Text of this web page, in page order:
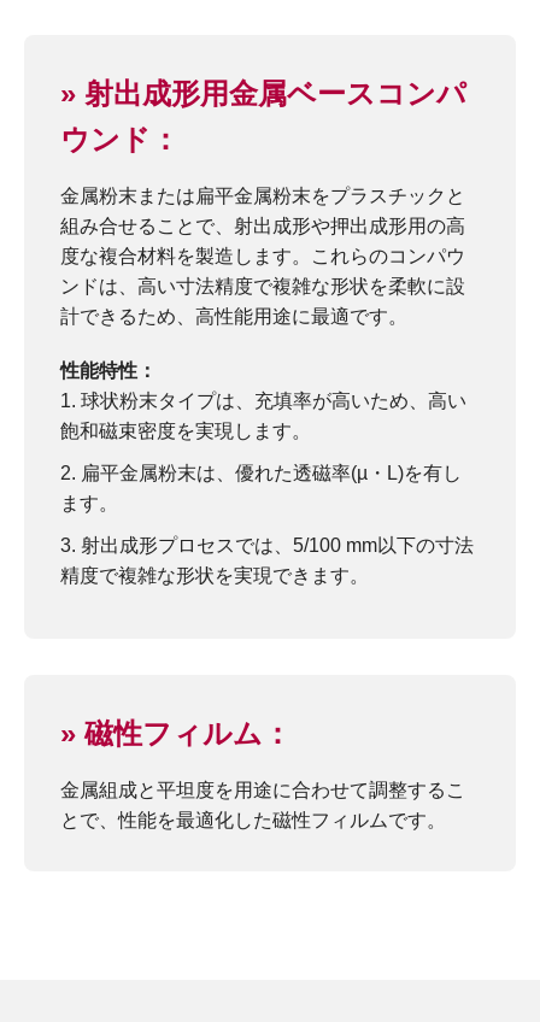
» 射出成形用金属ベースコンパ
ウンド：
金属粉末または扁平金属粉末をプラスチックと
組み合せることで、射出成形や押出成形用の高
度な複合材料を製造します。これらのコンパウ
ンドは、高い寸法精度で複雑な形状を柔軟に設
計できるため、高性能用途に最適です。
性能特性：
球状粉末タイプは、充填率が高いため、高い
飽和磁束密度を実現します。
扁平金属粉末は、優れた透磁率(µ・L)を有し
ます。
射出成形プロセスでは、5/100 mm以下の寸法
精度で複雑な形状を実現できます。
» 磁性フィルム：
金属組成と平坦度を用途に合わせて調整するこ
とで、性能を最適化した磁性フィルムです。